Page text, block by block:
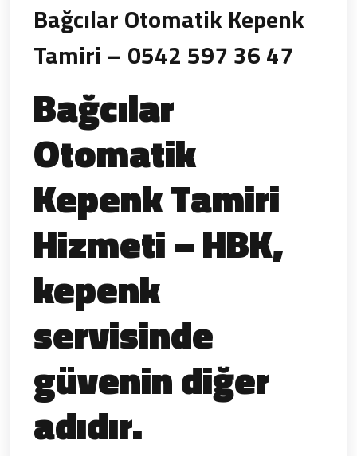
Bağcılar Otomatik Kepenk
Tamiri – 0542 597 36 47
Bağcılar
Otomatik
Kepenk Tamiri
Hizmeti – HBK,
kepenk
servisinde
güvenin diğer
adıdır.